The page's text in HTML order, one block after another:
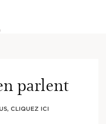
parlent
CLIQUEZ ICI